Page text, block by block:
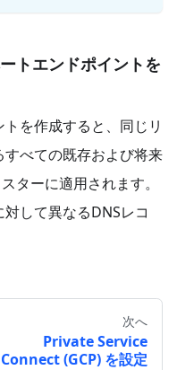
トエンドポイントを
を作成すると、同じリ
べての既存および将来
ーに適用されます。
して異なるDNSレコ
次へ
Private Service
Connect (GCP) を設定